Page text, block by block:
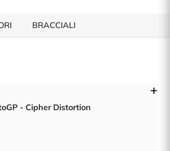
BRACCIALI
- Cipher Distortion